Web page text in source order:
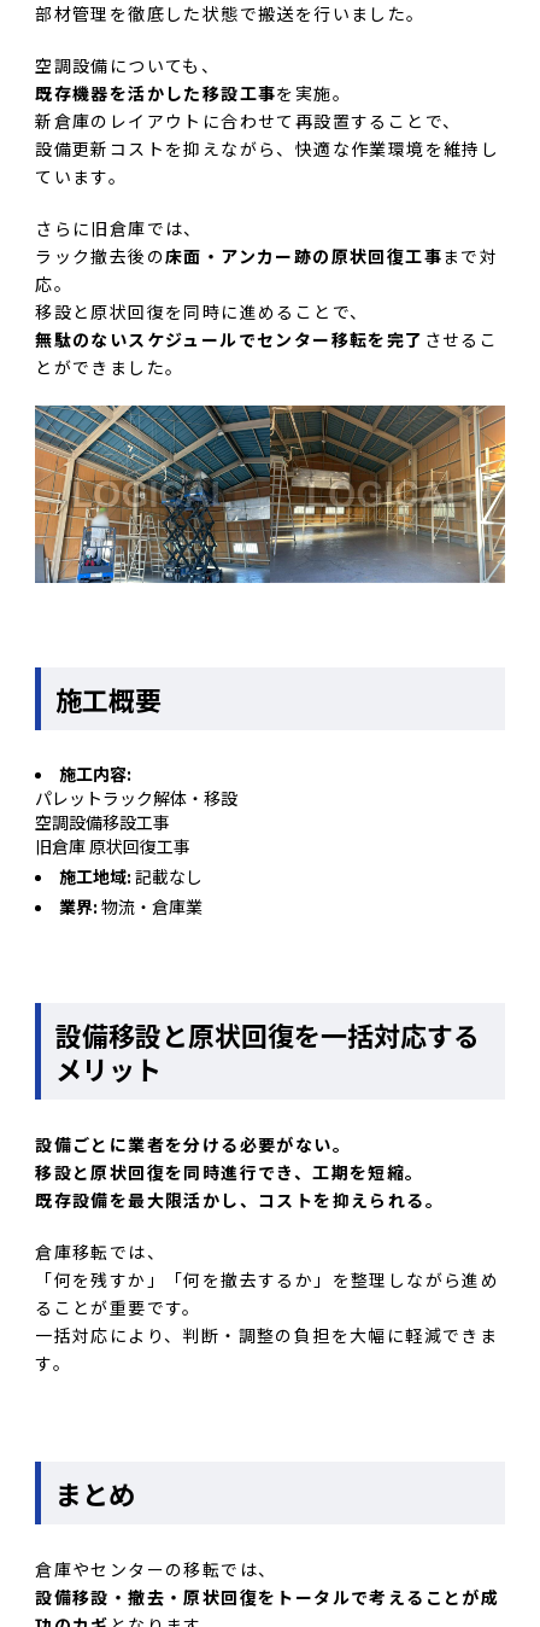
部材管理を徹底した状態で搬送を行いました。
空調設備についても、
既存機器を活かした移設工事を実施。
新倉庫のレイアウトに合わせて再設置することで、
設備更新コストを抑えながら、快適な作業環境を維持し
ています。
さらに旧倉庫では、
ラック撤去後の床面・アンカー跡の原状回復工事まで対
応。
移設と原状回復を同時に進めることで、
無駄のないスケジュールでセンター移転を完了 させるこ
とができました。
施工概要
施工内容:
パレットラック解体・移設
空調設備移設工事
旧倉庫 原状回復工事
施工地域: 記載なし
業界: 物流・倉庫業
設備移設と原状回復を一括対応する
メリット
設備ごとに業者を分ける必要がない。
移設と原状回復を同時進行でき、工期を短縮。
既存設備を最大限活かし、コストを抑えられる。
倉庫移転では、
「何を残すか」「何を撤去するか」を整理しながら進め
ることが重要です。
一括対応により、判断・調整の負担を大幅に軽減できま
す。
まとめ
倉庫やセンターの移転では、
設備移設・撤去・原状回復をトータルで考えることが成